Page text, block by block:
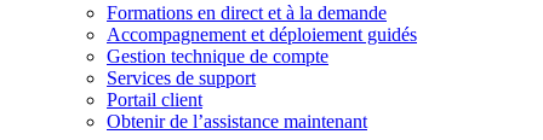
Formations en direct et à la demande
Accompagnement et déploiement guidés
Gestion technique de compte
Services de support
Portail client
Obtenir de l’assistance maintenant